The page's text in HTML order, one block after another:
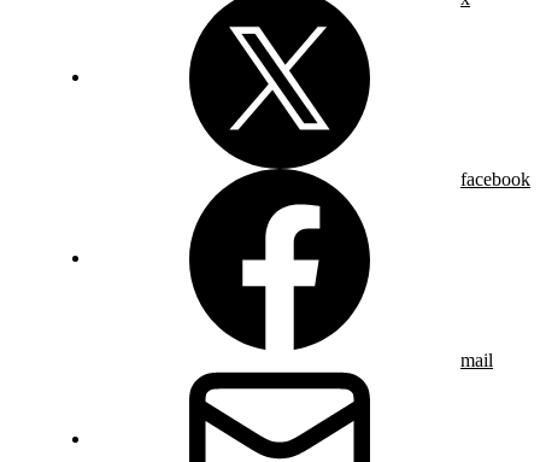
facebook
mail